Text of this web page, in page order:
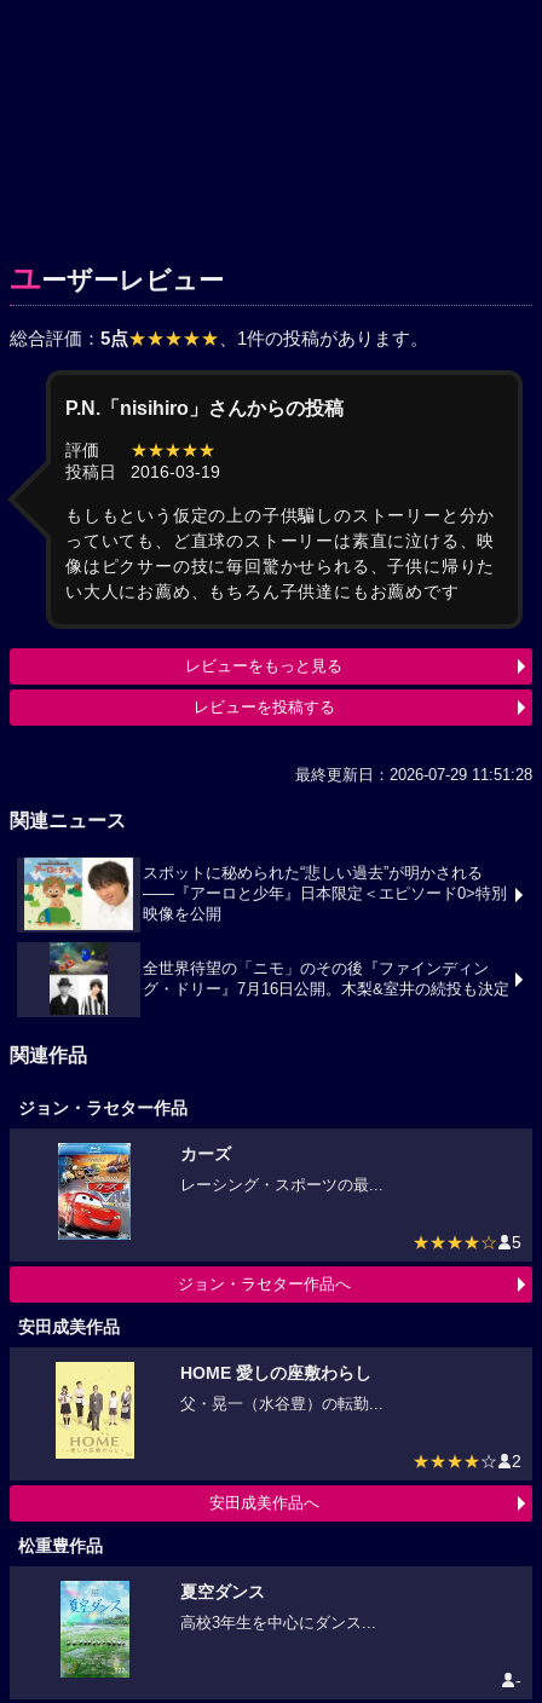
ユーザーレビュー
総合評価： 5点★★★★★ 、1件の投稿があります。
P.N.「nisihiro」さんからの投稿
評価
★★★★★
投稿日
2016-03-19
もしもという仮定の上の子供騙しのストーリーと分か
っていても、ど直球のストーリーは素直に泣ける、映
像はピクサーの技に毎回驚かせられる、子供に帰りた
い大人にお薦め、もちろん子供達にもお薦めです
レビューをもっと見る
レビューを投稿する
最終更新日：2026-07-29 11:51:28
関連ニュース
スポットに秘められた“悲しい過去”が明かされる
――『アーロと少年』日本限定＜エピソード0>特別
映像を公開
全世界待望の「ニモ」のその後『ファインディン
グ・ドリー』7月16日公開。木梨&室井の続投も決定
関連作品
ジョン・ラセター作品
カーズ
レーシング・スポーツの最...
★★★★☆ 5
ジョン・ラセター作品へ
安田成美作品
HOME 愛しの座敷わらし
父・晃一（水谷豊）の転勤...
★★★★☆ 2
安田成美作品へ
松重豊作品
夏空ダンス
高校3年生を中心にダンス...
-